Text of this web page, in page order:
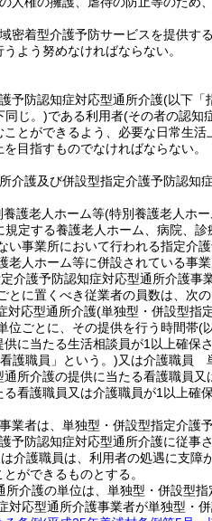
密着型介護予防サービスを提供
よう努めなければならない。
予防認知症対応型通所介護(以下「
同じ。)である利用者(その者の認知
とができるよう、必要な日常生
目指すものでなければならない。
介護及び併設型指定介護予防認知
養護老人ホーム等(特別養護老人ホ
規定する養護老人ホーム、病院、
い事業所において行われる指定介
老人ホーム等に併設されている事
介護予防認知症対応型通所介護事
とに置くべき従業者の員数は、次
対応型通所介護(単独型・併設型指
位ごとに、その提供を行う時間帯(
に当たる生活相談員が1以上確保
護職員」という。)又は介護職員
所介護の提供に当たる看護職員
看護職員又は介護職員が1以上確
業者は、単独型・併設型指定介護
予防認知症対応型通所介護に従事
介護職員は、利用者の処遇に支障
ができるものとする。
介護の単位は、単独型・併設型
対応型通所介護事業者が単独型・